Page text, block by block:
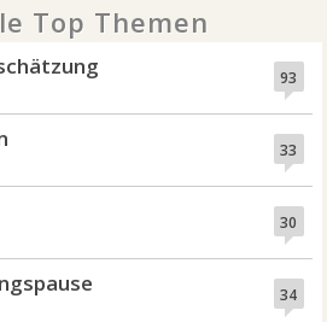
Top Themen
93
33
30
34